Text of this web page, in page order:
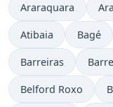
Araraquara
Atibaia Bagé
Barreiras
Belford Roxo